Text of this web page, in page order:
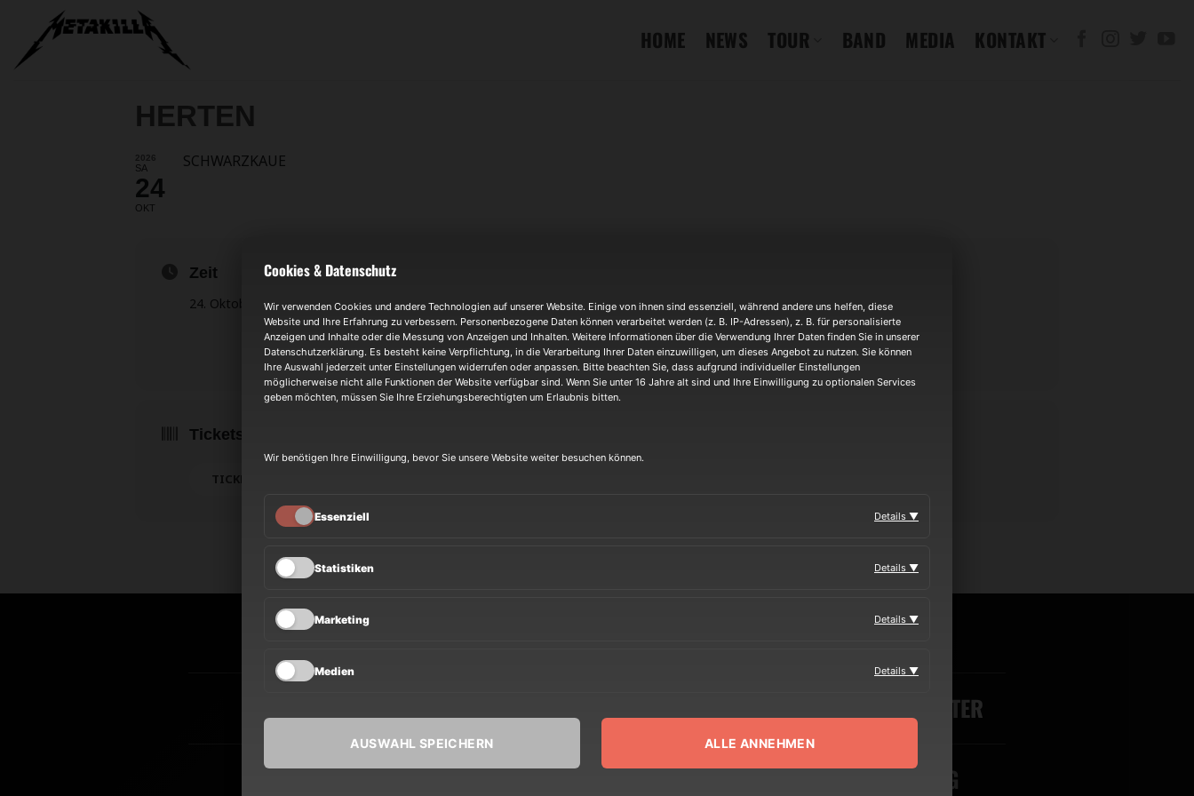
Inhalt
springen
HOME NEWS TOUR BAND MEDIA KONTAKT
HERTEN
SA
24
OKT
SCHWARZKAUE
Zeit
24. Oktober 20267:00
Schwarzkaue Herten
Glückauf-Ring 35, 45699 Herten
OTHER EVENTS
Tickets
TICKETS
NEWS
BAND
Überherrn Saarland 66802 GERMANY
VERANSTALTER
BOOKING
Cookies & Datenschutz
Wir verwenden Cookies und andere Technologien auf unserer Website. Einige von ihnen sind essenziell, während andere uns helfen, diese
Website und Ihre Erfahrung zu verbessern. Personenbezogene Daten können verarbeitet werden (z. B. IP-Adressen), z. B. für personalisierte
Anzeigen und Inhalte oder die Messung von Anzeigen und Inhalten. Weitere Informationen über die Verwendung Ihrer Daten finden Sie in unserer
Datenschutzerklärung. Es besteht keine Verpflichtung, in die Verarbeitung Ihrer Daten einzuwilligen, um dieses Angebot zu nutzen. Sie können
Ihre Auswahl jederzeit unter Einstellungen widerrufen oder anpassen. Bitte beachten Sie, dass aufgrund individueller Einstellungen
möglicherweise nicht alle Funktionen der Website verfügbar sind. Wenn Sie unter 16 Jahre alt sind und Ihre Einwilligung zu optionalen Services
geben möchten, müssen Sie Ihre Erziehungsberechtigten um Erlaubnis bitten.
Wir benötigen Ihre Einwilligung, bevor Sie unsere Website weiter besuchen können.
Essenziell Details ▼
Statistiken Details ▼
Marketing Details ▼
Medien Details ▼
AUSWAHL SPEICHERN ALLE ANNEHMEN